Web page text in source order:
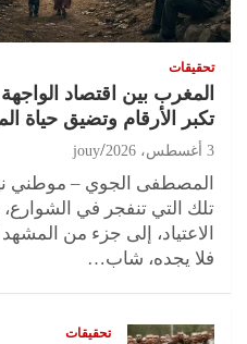
تحقيقات
المغرب بين اقتصاد
تكبر الأرقام وتضيق حياة
3 أغسطس، 2026 jouy
المصطفى الجوي – موطني
تلك التي تنفجر في
الاعتياد، إلى جزء من
فلا يجده، شاب…
تحقيقات